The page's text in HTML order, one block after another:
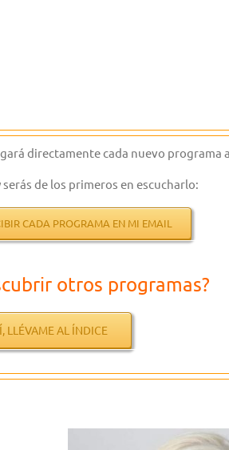
directamente cada nuevo programa
de los primeros en escucharlo:
CADA PROGRAMA EN MI EMAIL
otros programas?
LLÉVAME AL ÍNDICE